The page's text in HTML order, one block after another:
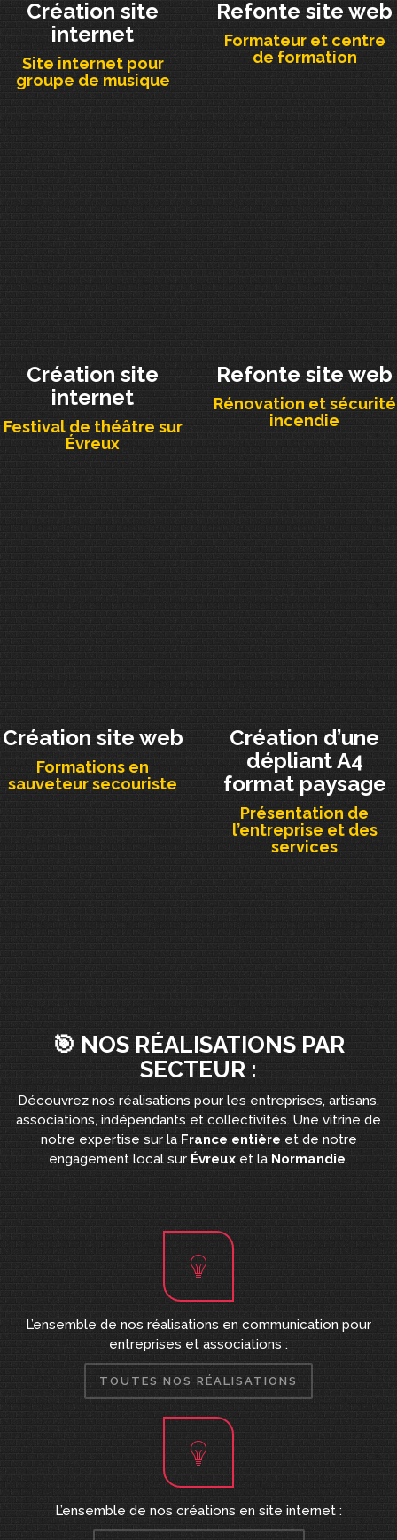
Création site
internet
Site internet pour
groupe de musique
Refonte site web
Formateur et centre
de formation
Création site
internet
Festival de théâtre sur
Évreux
Refonte site web
Rénovation et sécurité
incendie
Création site web
Formations en
sauveteur secouriste
Création d’une
dépliant A4
format paysage
Présentation de
l’entreprise et des
services
🎯 NOS RÉALISATIONS PAR
SECTEUR :
Découvrez nos réalisations pour les entreprises, artisans,
associations, indépendants et collectivités. Une vitrine de
notre expertise sur la France entière et de notre
engagement local sur Évreux et la Normandie.
L’ensemble de nos réalisations en communication pour
entreprises et associations :
TOUTES NOS RÉALISATIONS
L’ensemble de nos créations en site internet :